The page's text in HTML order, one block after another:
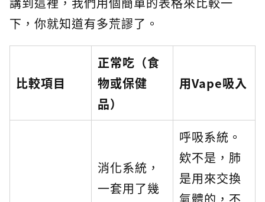
下，你就知道有多荒謬了。
比較項目
正常吃（食
物或保健
品）
用Vape吸入
消化系統，
一套用了幾
呼吸系統。
欸不是，肺
是用來交換